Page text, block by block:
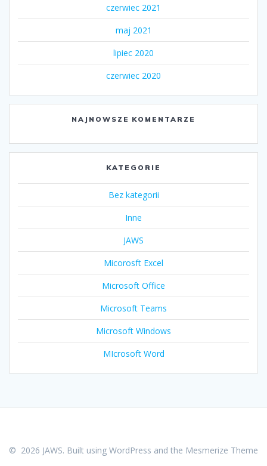
czerwiec 2021
maj 2021
lipiec 2020
czerwiec 2020
NAJNOWSZE KOMENTARZE
KATEGORIE
Bez kategorii
Inne
JAWS
Micorosft Excel
Microsoft Office
Microsoft Teams
Microsoft Windows
MIcrosoft Word
© 2026 JAWS. Built using WordPress and the Mesmerize Theme